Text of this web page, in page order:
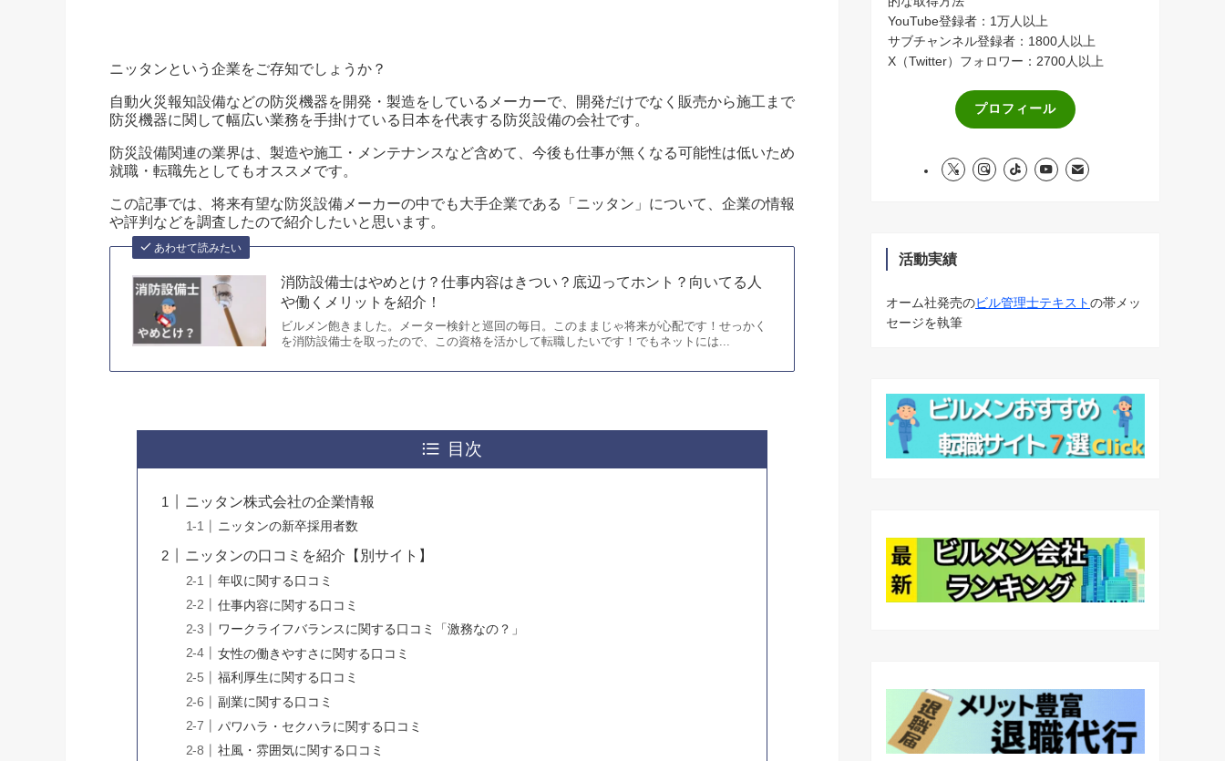
ニッタンという企業をご存知でしょうか？
自動火災報知設備などの防災機器を開発・製造をしているメーカーで、開発だけでなく販売から施工まで
防災機器に関して幅広い業務を手掛けている日本を代表する防災設備の会社です。
防災設備関連の業界は、製造や施工・メンテナンスなど含めて、今後も仕事が無くなる可能性は低いため
就職・転職先としてもオススメです。
この記事では、将来有望な防災設備メーカーの中でも大手企業である「ニッタン」について、企業の情報
や評判などを調査したので紹介したいと思います。
あわせて読みたい
消防設備士はやめとけ？仕事内容はきつい？底辺ってホント？向いてる人
や働くメリットを紹介！
ビルメン飽きました。メーター検針と巡回の毎日。このままじゃ将来が心配です！せっかく
を消防設備士を取ったので、この資格を活かして転職したいです！でもネットには...
目次
ニッタン株式会社の企業情報
ニッタンの新卒採用者数
ニッタンの口コミを紹介【別サイト】
年収に関する口コミ
仕事内容に関する口コミ
ワークライフバランスに関する口コミ「激務なの？」
女性の働きやすさに関する口コミ
福利厚生に関する口コミ
副業に関する口コミ
パワハラ・セクハラに関する口コミ
社風・雰囲気に関する口コミ
YouTube登録者：1万人以上
サブチャンネル登録者：1800人以上
X（Twitter）フォロワー：2700人以上
プロフィール
活動実績
オーム社発売のビル管理士テキストの帯メッ
セージを執筆